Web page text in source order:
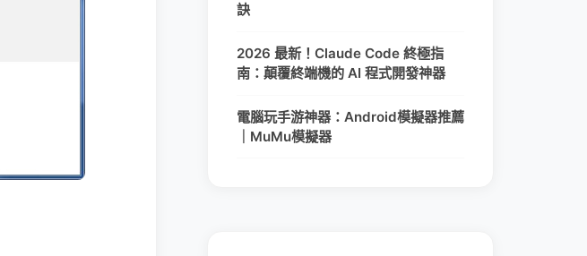
訣
2026 最新！Claude Code 終極指
南：顛覆終端機的 AI 程式開發神器
電腦玩手游神器：Android模擬器推薦
｜MuMu模擬器